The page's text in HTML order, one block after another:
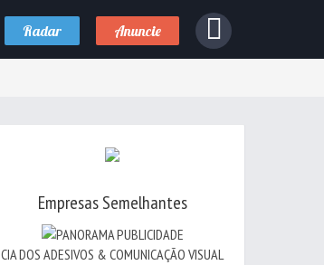
Radar Anuncie
Empresas Semelhantes
CIA DOS ADESIVOS & COMUNICAÇÃO VISUAL